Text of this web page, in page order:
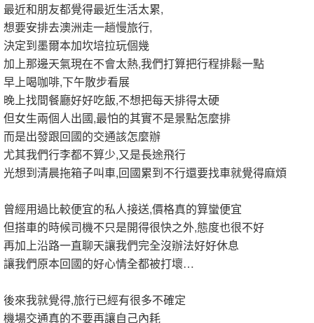
最近和朋友都覺得最近生活太累,
想要安排去澳洲走一趟慢旅行,
決定到墨爾本加坎培拉玩個幾
加上那邊天氣現在不會太熱,我們打算把行程排鬆一點
早上喝咖啡,下午散步看展
晚上找間餐廳好好吃飯,不想把每天排得太硬
但女生兩個人出國,最怕的其實不是景點怎麼排
而是出發跟回國的交通該怎麼辦
尤其我們行李都不算少,又是長途飛行
光想到清晨拖箱子叫車,回國累到不行還要找車就覺得麻煩
曾經用過比較便宜的私人接送,價格真的算蠻便宜
但搭車的時候司機不只是開得很快之外,態度也很不好
再加上沿路一直聊天讓我們完全沒辦法好好休息
讓我們原本回國的好心情全都被打壞…
後來我就覺得,旅行已經有很多不確定
機場交通真的不要再讓自己內耗